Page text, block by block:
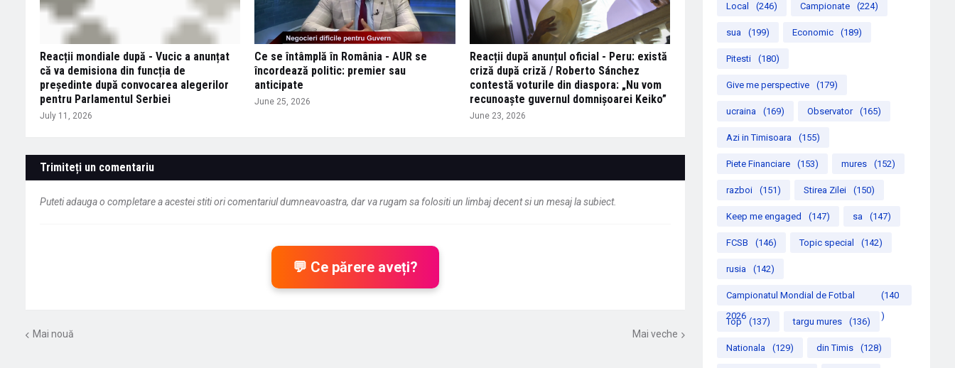
Reacții mondiale după - Vucic a anunțat
că va demisiona din funcția de
președinte după convocarea alegerilor
pentru Parlamentul Serbiei
July 11, 2026
Ce se întâmplă în România - AUR se
încordează politic: premier sau
anticipate
June 25, 2026
Reacții după anunțul oficial - Peru: există
criză după criză / Roberto Sánchez
contestă voturile din diaspora: „Nu vom
recunoaște guvernul domnișoarei Keiko”
June 23, 2026
Trimiteți un comentariu
Puteti adauga o completare a acestei stiti ori comentariul dumneavoastra, dar va rugam sa folositi un limbaj decent si un mesaj la subiect.
💬 Ce părere aveți?
Mai nouă Mai veche
Local (246) Campionate (224)
sua (199) Economic (189)
Pitesti (180)
Give me perspective (179)
ucraina (169) Observator (165)
Azi in Timisoara (155)
Piete Financiare (153) mures (152)
razboi (151) Stirea Zilei (150)
Keep me engaged (147) sa (147)
FCSB (146) Topic special (142)
rusia (142)
Campionatul Mondial de Fotbal
2026
(140
)
Top (137) targu mures (136)
Nationala (129) din Timis (128)